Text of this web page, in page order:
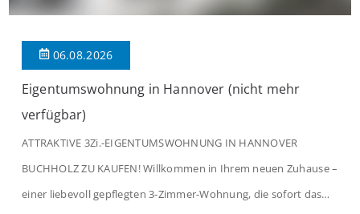
06.08.2026
Eigentumswohnung in Hannover (nicht mehr
verfügbar)
ATTRAKTIVE 3Zi.-EIGENTUMSWOHNUNG IN HANNOVER
BUCHHOLZ ZU KAUFEN! Willkommen in Ihrem neuen Zuhause –
einer liebevoll gepflegten 3-Zimmer-Wohnung, die sofort das